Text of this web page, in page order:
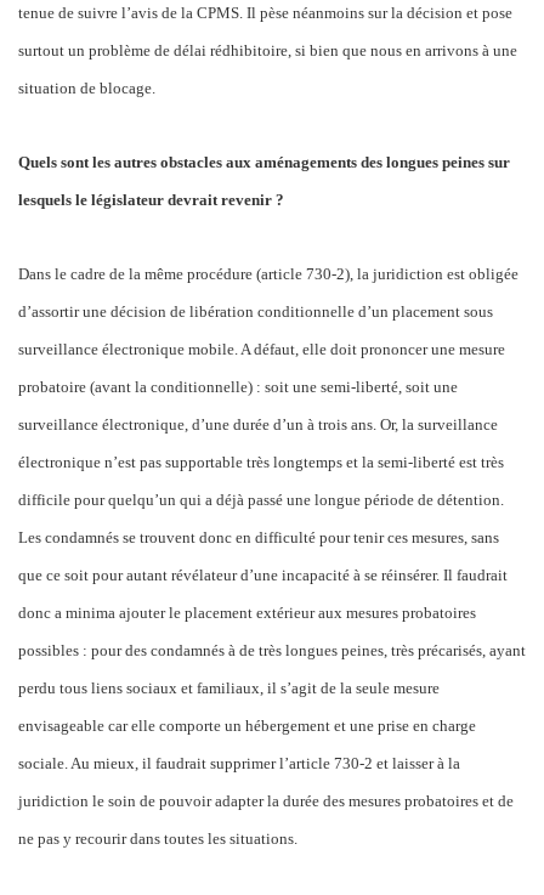
tenue de suivre l’avis de la CPMS. Il pèse néanmoins sur la décision et pose
surtout un problème de délai rédhibitoire, si bien que nous en arrivons à une
situation de blocage.
Quels sont les autres obstacles aux aménagements des longues peines sur
lesquels le législateur devrait revenir ?
Dans le cadre de la même procédure (article 730-2), la juridiction est obligée
d’assortir une décision de libération conditionnelle d’un placement sous
surveillance électronique mobile. A défaut, elle doit prononcer une mesure
probatoire (avant la conditionnelle) : soit une semi-liberté, soit une
surveillance électronique, d’une durée d’un à trois ans. Or, la surveillance
électronique n’est pas supportable très longtemps et la semi-liberté est très
difficile pour quelqu’un qui a déjà passé une longue période de détention.
Les condamnés se trouvent donc en difficulté pour tenir ces mesures, sans
que ce soit pour autant révélateur d’une incapacité à se réinsérer. Il faudrait
donc a minima ajouter le placement extérieur aux mesures probatoires
possibles : pour des condamnés à de très longues peines, très précarisés, ayant
perdu tous liens sociaux et familiaux, il s’agit de la seule mesure
envisageable car elle comporte un hébergement et une prise en charge
sociale. Au mieux, il faudrait supprimer l’article 730-2 et laisser à la
juridiction le soin de pouvoir adapter la durée des mesures probatoires et de
ne pas y recourir dans toutes les situations.